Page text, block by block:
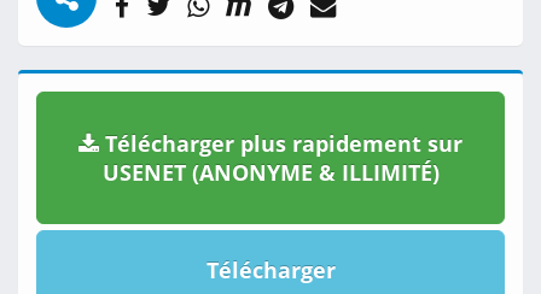
Télécharger plus rapidement sur
USENET (ANONYME & ILLIMITÉ)
Télécharger